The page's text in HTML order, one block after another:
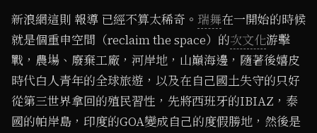
新浪網這則 報導 已經不算太稀奇。 瑞舞在一開始的時候
就是個重申空間（reclaim the space）的次文化游擊
戰，農場、廢棄工廠，河岸地，山巔海邊，隨著後嬉皮
時代白人青年的全球旅遊，以及在自己國土失守的只好
從第三世界拿回的殖民習性，先將西班牙的IBIAZ，泰
國的帕岸島，印度的GOA變成自己的度假勝地，然後是